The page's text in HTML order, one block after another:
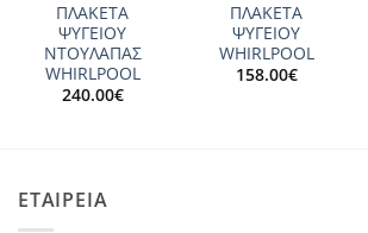
ΠΛΑΚΕΤΑ
ΨΥΓΕΙΟΥ
ΝΤΟΥΛΑΠΑΣ
WHIRLPOOL
240.00€
ΠΛΑΚΕΤΑ
ΨΥΓΕΙΟΥ
WHIRLPOOL
158.00€
ΕΤΑΙΡΕΙΑ